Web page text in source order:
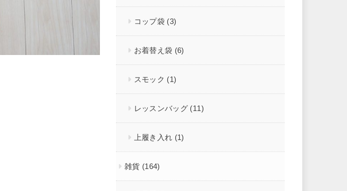
コップ袋 (3)
お着替え袋 (6)
スモック (1)
レッスンバッグ (11)
上履き入れ (1)
雑貨 (164)